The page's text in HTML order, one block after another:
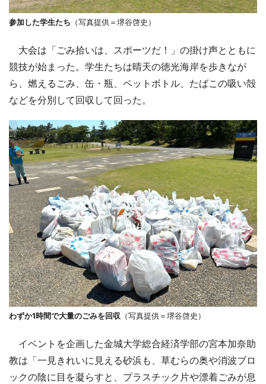
参加した学生たち （写真提供＝堺谷啓史）
大会は「ごみ拾いは、スポーツだ！」の掛け声とともに
競技が始まった。学生たちは晴天の徳光海岸を歩きなが
ら、燃えるごみ、缶・瓶、ペットボトル、たばこの吸い殻
などを分別して回収して回った。
わずか1時間で大量のごみを回収 （写真提供＝堺谷啓史）
イベントを企画した金城大学総合経済学部の宮本加奈助
教は「一見きれいに見える砂浜も、草むらの奥や消波ブロ
ックの陰に目を凝らすと、プラスチック片や漂着ごみが息